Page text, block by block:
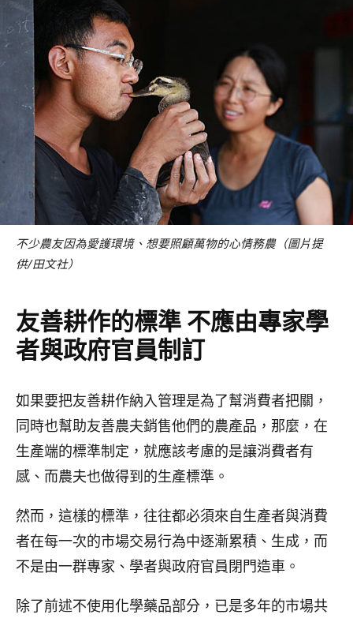
不少農友因為愛護環境、想要照顧萬物的心情務農（圖片提
供/田文社）
友善耕作的標準 不應由專家學
者與政府官員制訂
如果要把友善耕作納入管理是為了幫消費者把關，
同時也幫助友善農夫銷售他們的農產品，那麼，在
生產端的標準制定，就應該考慮的是讓消費者有
感、而農夫也做得到的生產標準。
然而，這樣的標準，往往都必須來自生產者與消費
者在每一次的市場交易行為中逐漸累積、生成，而
不是由一群專家、學者與政府官員閉門造車。
除了前述不使用化學藥品部分，已是多年的市場共